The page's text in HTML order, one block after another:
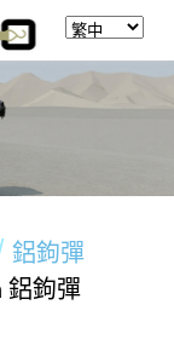
留言板
鋁鉤彈
鉤彈